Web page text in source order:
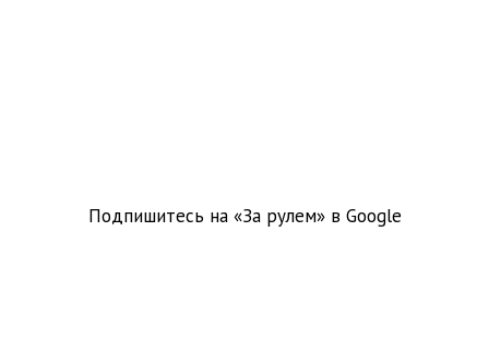
Подпишитесь на «За рулем» в Google